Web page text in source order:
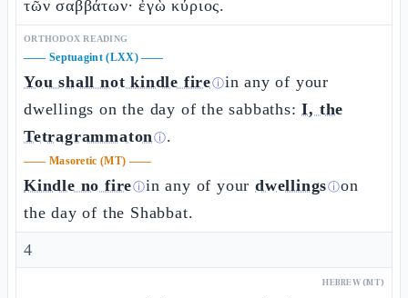
τῶν σαββάτων· ἐγὼ κύριος.
ORTHODOX READING
—— Septuagint (LXX)——
You shall not kindle fireⓘin any of your
dwellings on the day of the sabbaths:I, the
Tetragrammatonⓘ.
—— Masoretic (MT) ——
Kindle no fireⓘin any of yourdwellingsⓘon
the day of the Shabbat.
4
HEBREW (MT)